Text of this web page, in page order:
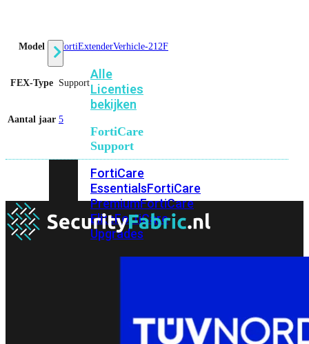
Alle
Licenties
bekijken
FortiCare
Support
FortiCare
EssentialsFortiCare
PremiumFortiCare
EliteFortiCare
Upgrades
FortiCare
Model FortiExtenderVerhicle-212F
FEX-Type Support
Aantal jaar 5